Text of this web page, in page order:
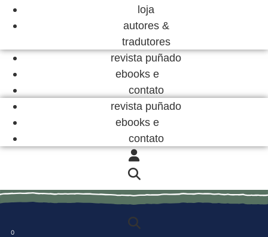
loja
autores &
tradutores
revista puñado
ebooks e
contato
revista puñado
ebooks e
contato
0